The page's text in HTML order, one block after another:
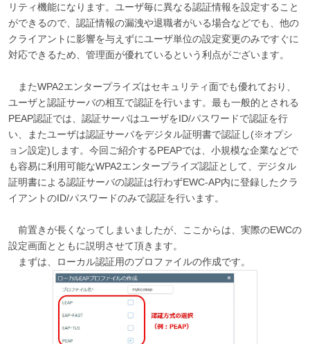
リティ機能になります。ユーザ毎に異なる認証情報を設定すること
ができるので、認証情報の漏洩や退職者がいる場合などでも、他の
クライアントに影響を与えずにユーザ単位の設定変更のみですぐに
対応できるため、管理面が優れているという利点がございます。
またWPA2エンタープライズはセキュリティ面でも優れており、
ユーザと認証サーバの相互で認証を行います。最も一般的とされる
PEAP認証では、認証サーバはユーザをID/パスワードで認証を行
い、またユーザは認証サーバをデジタル証明書で認証し(※オプシ
ョン設定)します。今回ご紹介するPEAPでは、小規模な企業などで
も容易に利用可能なWPA2エンタープライズ認証として、デジタル
証明書による認証サーバの認証は行わずEWC-AP内に登録したクラ
イアントのID/パスワードのみで認証を行います。
前置きが長くなってしまいましたが、ここからは、実際のEWCの
設定画面とともに説明させて頂きます。
まずは、ローカル認証用のプロファイルの作成です。